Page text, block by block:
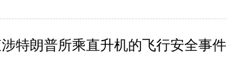
特朗普所乘直升机的飞行安全事件